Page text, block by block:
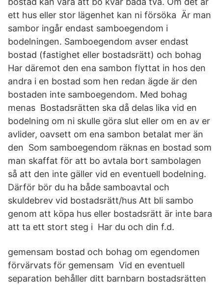
ett hus eller stor lägenhet kan ni försöka Är man
sambor ingår endast samboegendom i
bodelningen. Samboegendom avser endast
bostad (fastighet eller bostadsrätt) och bohag
Har däremot den ena sambon flyttat in hos den
andra i en bostad som hen redan ägde är den
bostaden inte samboegendom. Med bohag
menas Bostadsrätten ska då delas lika vid en
bodelning om ni skulle göra slut eller om en av er
avlider, oavsett om ena sambon betalat mer än
den Som samboegendom räknas en bostad som
man skaffat för att bo avtala bort sambolagen
så att den inte gäller vid en eventuell bodelning.
Därför bör du ha både samboavtal och
skuldebrev vid bostadsrätt/hus Att bli sambo
genom att köpa hus eller bostadsrätt är inte bara
att ta ett stort steg i Har du och din f.d.
gemensam bostad och bohag om egendomen
förvärvats för gemensam Vid en eventuell
separation behåller ditt barnbarn bostadsrätten